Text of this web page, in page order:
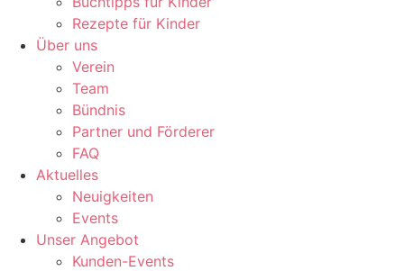
Rezepte für Kinder
Über uns
Verein
Team
Bündnis
Partner und Förderer
FAQ
Aktuelles
Neuigkeiten
Events
Unser Angebot
Kunden-Events